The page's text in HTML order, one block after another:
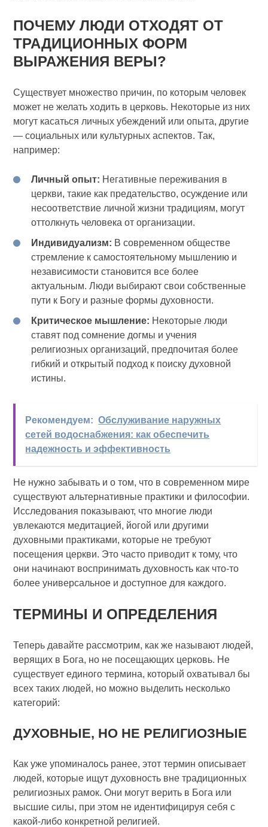
ПОЧЕМУ ЛЮДИ ОТХОДЯТ ОТ
ТРАДИЦИОННЫХ ФОРМ
ВЫРАЖЕНИЯ ВЕРЫ?
Существует множество причин, по которым человек
может не желать ходить в церковь. Некоторые из них
могут касаться личных убеждений или опыта, другие
— социальных или культурных аспектов. Так,
например:
Личный опыт: Негативные переживания в
церкви, такие как предательство, осуждение или
несоответствие личной жизни традициям, могут
оттолкнуть человека от организации.
Индивидуализм: В современном обществе
стремление к самостоятельному мышлению и
независимости становится все более
актуальным. Люди выбирают свои собственные
пути к Богу и разные формы духовности.
Критическое мышление: Некоторые люди
ставят под сомнение догмы и учения
религиозных организаций, предпочитая более
гибкий и открытый подход к поиску духовной
истины.
Рекомендуем: Обслуживание наружных
сетей водоснабжения: как обеспечить
надежность и эффективность
Не нужно забывать и о том, что в современном мире
существуют альтернативные практики и философии.
Исследования показывают, что многие люди
увлекаются медитацией, йогой или другими
духовными практиками, которые не требуют
посещения церкви. Это часто приводит к тому, что
они начинают воспринимать духовность как что-то
более универсальное и доступное для каждого.
ТЕРМИНЫ И ОПРЕДЕЛЕНИЯ
Теперь давайте рассмотрим, как же называют людей,
верящих в Бога, но не посещающих церковь. Не
существует единого термина, который охватывал бы
всех таких людей, но можно выделить несколько
категорий:
ДУХОВНЫЕ, НО НЕ РЕЛИГИОЗНЫЕ
Как уже упоминалось ранее, этот термин описывает
людей, которые ищут духовность вне традиционных
религиозных рамок. Они могут верить в Бога или
высшие силы, при этом не идентифицируя себя с
какой-либо конкретной религией.